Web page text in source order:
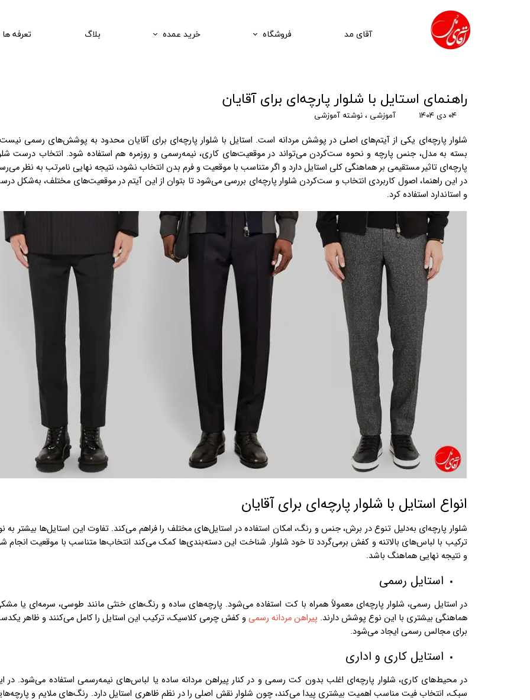
آقای مد فروشگاه خرید عمده بلاگ تعرفه ها
راهنمای استایل با شلوار پارچه‌ای برای آقایان
۰۴ دی ۱۴۰۴ آموزشی ،نوشته آموزشی
شلوار پارچه‌ای یکی از آیتم‌های اصلی در پوشش مردانه است. استایل با شلوار پارچه‌ای برای آقایان محدود به پوشش‌های رسمی
بسته به مدل، جنس پارچه و نحوه ست‌کردن می‌تواند در موقعیت‌های کاری، نیمه‌رسمی و روزمره هم استفاده شود. انتخاب درست
پارچه‌ای تاثیر مستقیمی بر هماهنگی کلی استایل دارد و اگر متناسب با موقعیت و فرم بدن انتخاب نشود، نتیجه نهایی نامرتب به نظر
در این راهنما، اصول کاربردی انتخاب و ست‌کردن شلوار پارچه‌ای بررسی می‌شود تا بتوان از این آیتم در موقعیت‌های مختلف، به‌شکل
و استاندارد استفاده کرد.
انواع استایل با شلوار پارچه‌ای برای آقایان
شلوار پارچه‌ای به‌دلیل تنوع در برش، جنس و رنگ، امکان استفاده در استایل‌های مختلف را فراهم می‌کند. تفاوت این استایل‌ها بیشتر به
ترکیب با لباس‌های بالاتنه و کفش برمی‌گردد تا خود شلوار. شناخت این دسته‌بندی‌ها کمک می‌کند انتخاب‌ها متناسب با موقعیت انجام
و نتیجه نهایی هماهنگ باشد.
استایل رسمی
در استایل رسمی، شلوار پارچه‌ای معمولاً همراه با کت استفاده می‌شود. پارچه‌های ساده و رنگ‌های خنثی مانند طوسی، سرمه‌ای یا
هماهنگی بیشتری با این نوع پوشش دارند. پیراهن مردانه رسمیو کفش چرمی کلاسیک، ترکیب این استایل را کامل می‌کنند و ظاهر
برای مجالس رسمی ایجاد می‌شود.
استایل کاری و اداری
در محیط‌های کاری، شلوار پارچه‌ای اغلب بدون کت رسمی و در کنار پیراهن مردانه ساده یا لباس‌های نیمه‌رسمی استفاده می‌شود. در
سبک، انتخاب فیت مناسب اهمیت بیشتری پیدا می‌کند، چون شلوار نقش اصلی را در نظم ظاهری استایل دارد. رنگ‌های ملایم و